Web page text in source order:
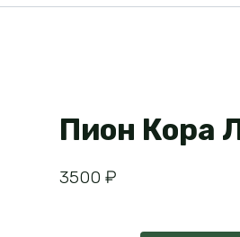
Пион Кора
3500₽